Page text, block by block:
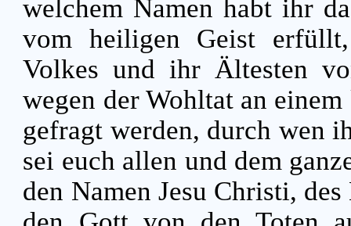
welchem Namen habt ihr
vom heiligen Geist
Volkes und ihr Ältesten
wegen der Wohltat an
gefragt werden, durch wen
sei euch allen und dem
den Namen Jesu Christi,